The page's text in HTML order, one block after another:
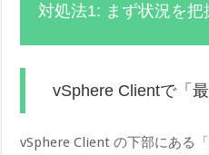
対処法1: まず状況を把
vSphere Clientで「
vSphere Client の下部にある